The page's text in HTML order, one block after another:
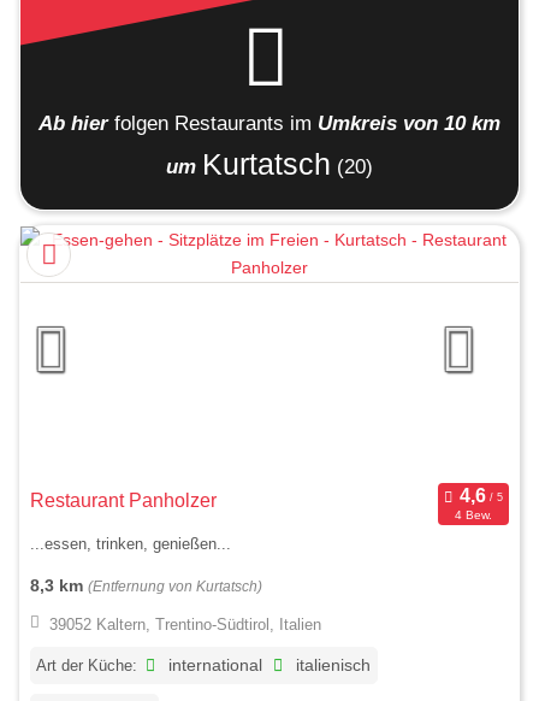
Ab hier folgen Restaurants im Umkreis von 10 km
um Kurtatsch (20)
Restaurant Panholzer
4 Bew.
...essen, trinken, genießen...
8,3 km (Entfernung von Kurtatsch)
39052 Kaltern, Trentino-Südtirol, Italien
Art der Küche: international italienisch